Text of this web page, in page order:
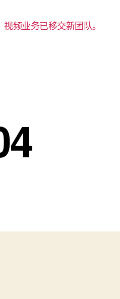
频业务已移交新团队。